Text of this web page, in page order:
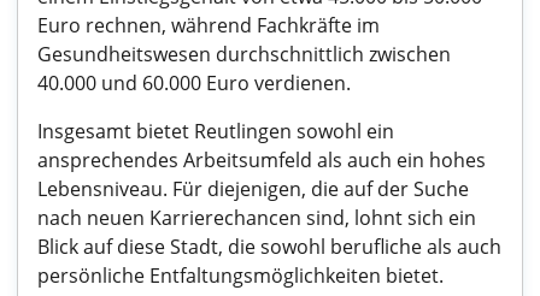
Euro rechnen, während Fachkräfte im
Gesundheitswesen durchschnittlich zwischen
40.000 und 60.000 Euro verdienen.
Insgesamt bietet Reutlingen sowohl ein
ansprechendes Arbeitsumfeld als auch ein hohes
Lebensniveau. Für diejenigen, die auf der Suche
nach neuen Karrierechancen sind, lohnt sich ein
Blick auf diese Stadt, die sowohl berufliche als auch
persönliche Entfaltungsmöglichkeiten bietet.